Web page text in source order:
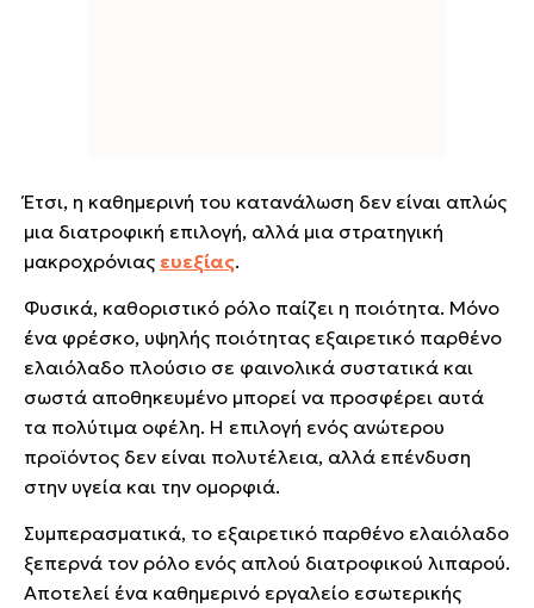
Έτσι, η καθημερινή του κατανάλωση δεν είναι απλώς
μια διατροφική επιλογή, αλλά μια στρατηγική
μακροχρόνιας ευεξίας.
Φυσικά, καθοριστικό ρόλο παίζει η ποιότητα. Μόνο
ένα φρέσκο, υψηλής ποιότητας εξαιρετικό παρθένο
ελαιόλαδο πλούσιο σε φαινολικά συστατικά και
σωστά αποθηκευμένο μπορεί να προσφέρει αυτά
τα πολύτιμα οφέλη. Η επιλογή ενός ανώτερου
προϊόντος δεν είναι πολυτέλεια, αλλά επένδυση
στην υγεία και την ομορφιά.
Συμπερασματικά, το εξαιρετικό παρθένο ελαιόλαδο
ξεπερνά τον ρόλο ενός απλού διατροφικού λιπαρού.
Αποτελεί ένα καθημερινό εργαλείο εσωτερικής